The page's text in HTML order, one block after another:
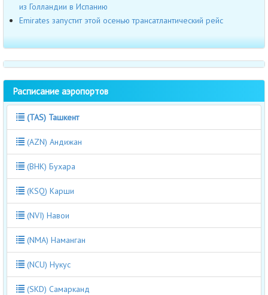
из Голландии в Испанию
Emirates запустит этой осенью трансатлантический рейс
Расписание аэропортов
(TAS) Ташкент
(AZN) Андижан
(BHK) Бухара
(KSQ) Карши
(NVI) Навои
(NMA) Наманган
(NCU) Нукус
(SKD) Самарканд